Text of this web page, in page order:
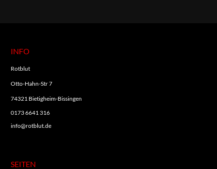
INFO
Rotblut
Otto-Hahn-Str 7
74321 Bietigheim-Bissingen
0173 6641 316
info@rotblut.de
SEITEN